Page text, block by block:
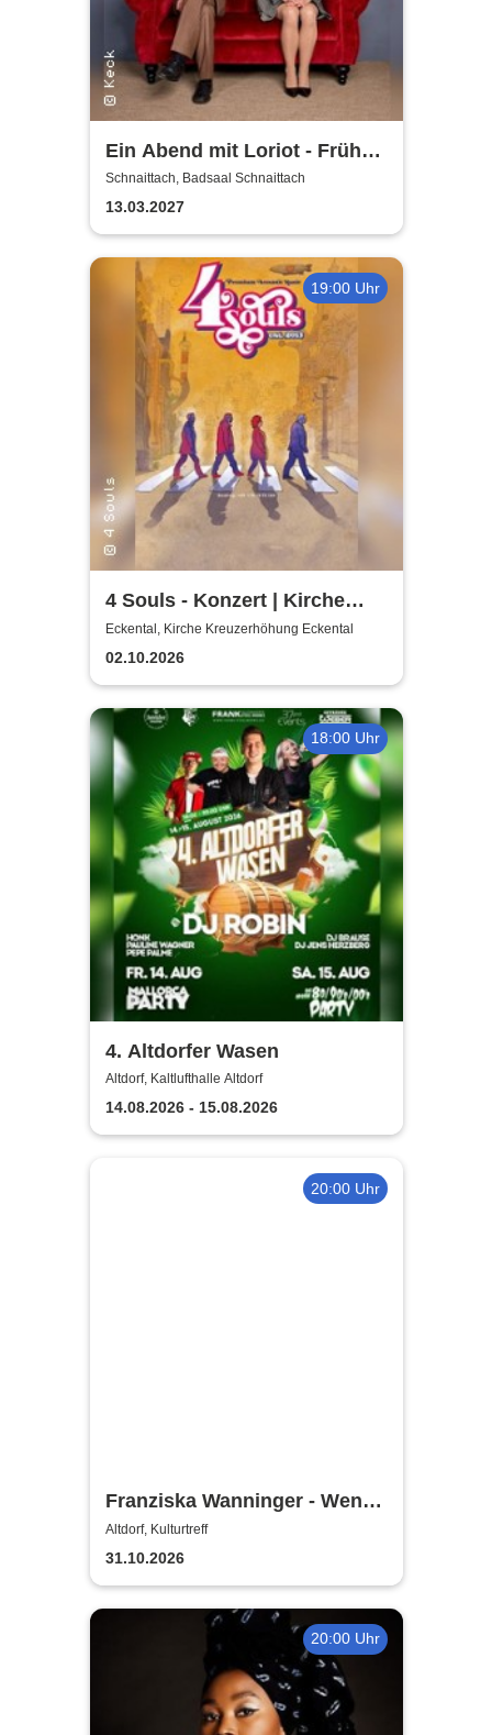
Ein Abend mit Loriot - Früher
war mehr Lametta
Schnaittach, Badsaal Schnaittach
13.03.2027
19:00 Uhr
4 Souls - Konzert | Kirche
Kreuzerhöhung Eckental
Eckental, Kirche Kreuzerhöhung Eckental
02.10.2026
18:00 Uhr
4. Altdorfer Wasen
Altdorf, Kaltlufthalle Altdorf
14.08.2026 - 15.08.2026
20:00 Uhr
Franziska Wanninger - Wenn
du wen brauchst, ruf mich
nicht an
Altdorf, Kulturtreff
31.10.2026
20:00 Uhr